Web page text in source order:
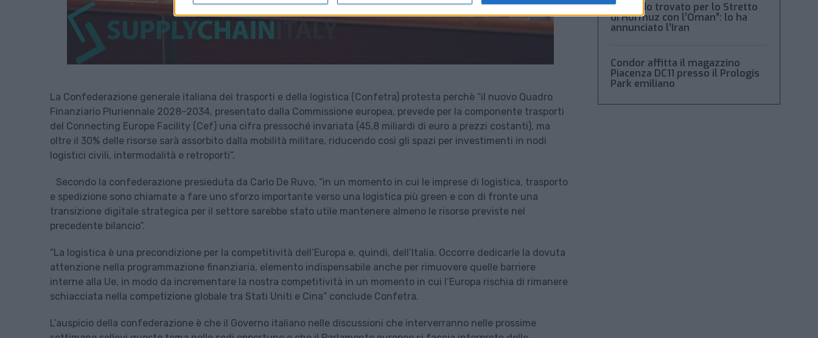
La Confederazione generale italiana dei trasporti e della logistica (Confetra) protesta perchè “il nuovo Quadro
Finanziario Pluriennale 2028–2034, presentato dalla Commissione europea, prevede per la componente trasporti
del Connecting Europe Facility (Cef) una cifra pressoché invariata (45,8 miliardi di euro a prezzi costanti), ma
oltre il 30% delle risorse sarà assorbito dalla mobilità militare, riducendo così gli spazi per investimenti in nodi
logistici civili, intermodalità e retroporti”.
Secondo la confederazione presieduta da Carlo De Ruvo, “in un momento in cui le imprese di logistica, trasporto
e spedizione sono chiamate a fare uno sforzo importante verso una logistica più green e con di fronte una
transizione digitale strategica per il settore sarebbe stato utile mantenere almeno le risorse previste nel
precedente bilancio”.
“La logistica è una precondizione per la competitività dell’Europa e, quindi, dell’Italia. Occorre dedicarle la dovuta
attenzione nella programmazione finanziaria, elemento indispensabile anche per rimuovere quelle barriere
interne alla Ue, in modo da incrementare la nostra competitività in un momento in cui l’Europa rischia di rimanere
schiacciata nella competizione globale tra Stati Uniti e Cina” conclude Confetra.
L’auspicio della confederazione è che il Governo italiano nelle discussioni che interverranno nelle prossime
“Accordo trovato per lo Stretto
di Hormuz con l’Oman”: lo ha
annunciato l’Iran
Condor affitta il magazzino
Piacenza DC11 presso il Prologis
Park emiliano